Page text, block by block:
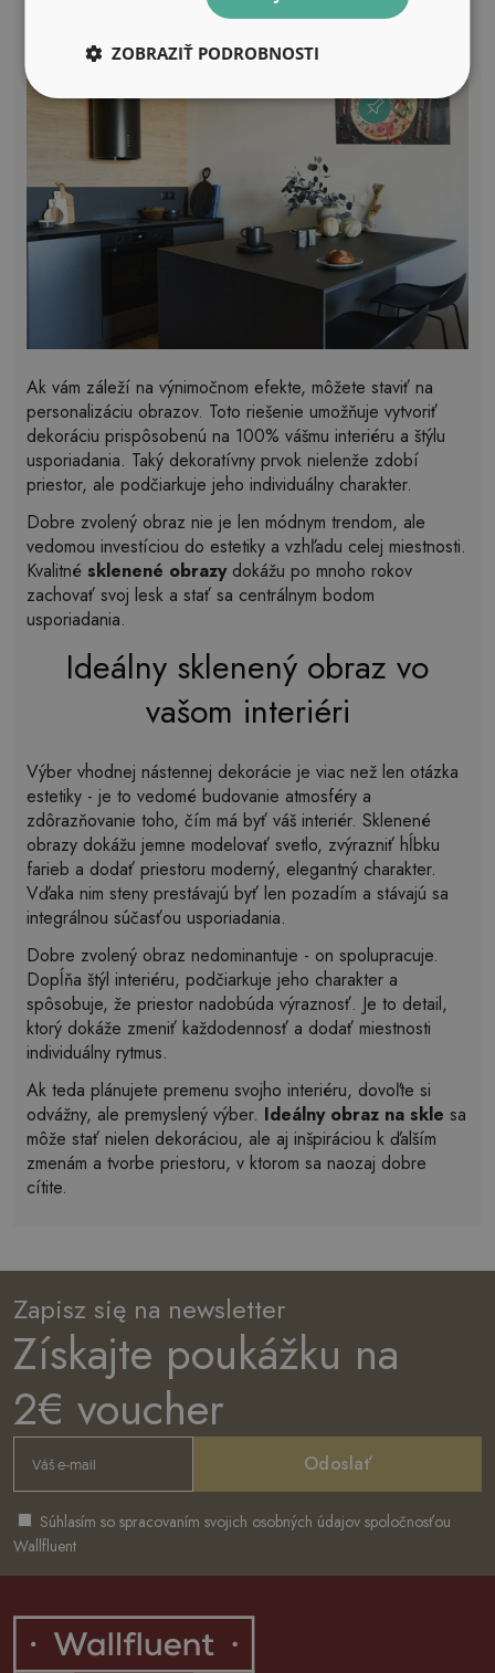
Ak vám záleží na výnimočnom efekte, môžete staviť na
personalizáciu obrazov. Toto riešenie umožňuje vytvoriť
dekoráciu prispôsobenú na 100% vášmu interiéru a štýlu
usporiadania. Taký dekoratívny prvok nielenže zdobí
priestor, ale podčiarkuje jeho individuálny charakter.
Dobre zvolený obraz nie je len módnym trendom, ale
vedomou investíciou do estetiky a vzhľadu celej miestnosti.
Kvalitné sklenené obrazydokážu po mnoho rokov
zachovať svoj lesk a stať sa centrálnym bodom
usporiadania.
Ideálny sklenený obraz vo
vašom interiéri
Výber vhodnej nástennej dekorácie je viac než len otázka
estetiky - je to vedomé budovanie atmosféry a
zdôrazňovanie toho, čím má byť váš interiér. Sklenené
obrazy dokážu jemne modelovať svetlo, zvýrazniť hĺbku
farieb a dodať priestoru moderný, elegantný charakter.
Vďaka nim steny prestávajú byť len pozadím a stávajú sa
integrálnou súčasťou usporiadania.
Dobre zvolený obraz nedominantuje - on spolupracuje.
Dopĺňa štýl interiéru, podčiarkuje jeho charakter a
spôsobuje, že priestor nadobúda výraznosť. Je to detail,
ktorý dokáže zmeniť každodennosť a dodať miestnosti
individuálny rytmus.
Ak teda plánujete premenu svojho interiéru, dovoľte si
odvážny, ale premyslený výber. Ideálny obraz na skle sa
môže stať nielen dekoráciou, ale aj inšpiráciou k ďalším
zmenám a tvorbe priestoru, v ktorom sa naozaj dobre
cítite.
Zapisz się na newsletter
Získajte poukážku na
2€ voucher
Odoslať
Súhlasím so spracovaním svojich osobných údajov spoločnosťou
Wallfluent
ZOBRAZIŤ PODROBNOSTI